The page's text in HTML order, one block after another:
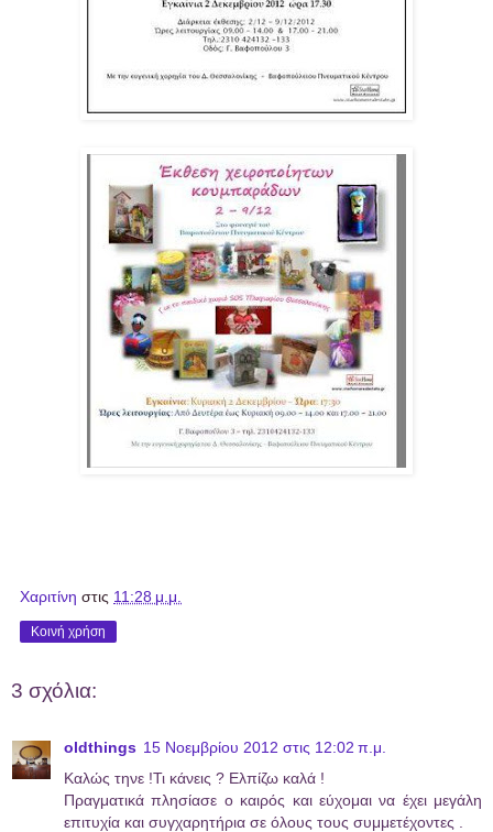
Χαριτίνη στις 11:28 μ.μ.
Κοινή χρήση
3 σχόλια:
oldthings 15 Νοεμβρίου 2012 στις 12:02 π.μ.
Καλώς τηνε !Τι κάνεις ? Ελπίζω καλά !
Πραγματικά πλησίασε ο καιρός και εύχομαι να έχει μεγάλη
επιτυχία και συγχαρητήρια σε όλους τους συμμετέχοντες .